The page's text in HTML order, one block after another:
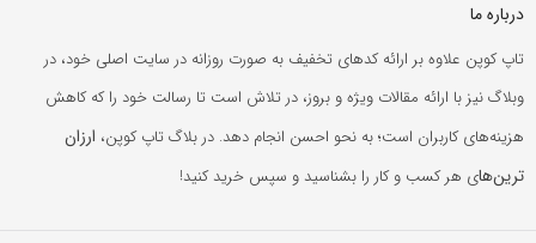
درباره ما
تاپ کوپن علاوه بر ارائه کدهای تخفیف به صورت روزانه در سایت اصلی خود، در
وبلاگ نیز با ارائه مقالات ویژه و بروز، در تلاش است تا رسالت خود را که کاهش
هزینه‌های کاربران است؛ به نحو احسن انجام دهد. در بلاگ تاپ کوپن، ارزان
ترین‌های هر کسب و کار را بشناسید و سپس خرید کنید!